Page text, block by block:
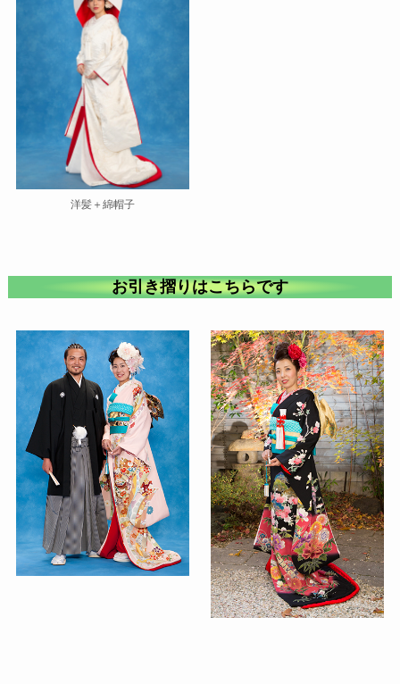
洋髪＋綿帽子
お引き摺りはこちらです